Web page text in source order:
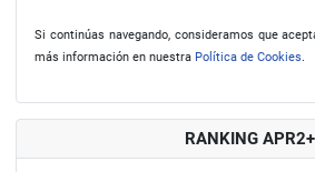
Si continúas navegando, consideramos que
más información en nuestra Política de Cookies.
RANKING APR2+